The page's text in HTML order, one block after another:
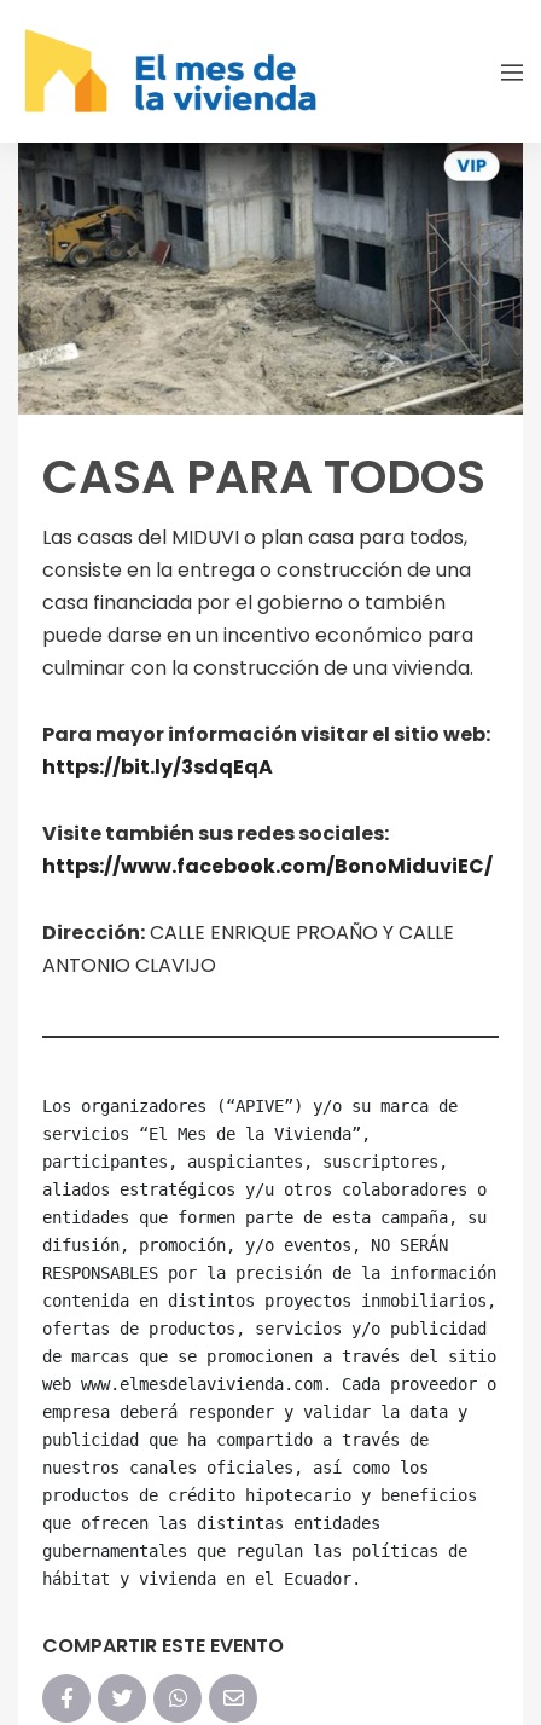
CASA PARA TODOS
Las casas del MIDUVI o plan casa para todos,
consiste en la entrega o construcción de una
casa financiada por el gobierno o también
puede darse en un incentivo económico para
culminar con la construcción de una vivienda.
Para mayor información visitar el sitio web:
https://bit.ly/3sdqEqA
Visite también sus redes sociales:
https://www.facebook.com/BonoMiduviEC/
Dirección:CALLE ENRIQUE PROAÑO Y CALLE
ANTONIO CLAVIJO
Los organizadores (“APIVE”) y/o su marca de
servicios “El Mes de la Vivienda”,
participantes, auspiciantes, suscriptores,
aliados estratégicos y/u otros colaboradores o
entidades que formen parte de esta campaña, su
difusión, promoción, y/o eventos, NO SERÁN
RESPONSABLES por la precisión de la información
contenida en distintos proyectos inmobiliarios,
ofertas de productos, servicios y/o publicidad
de marcas que se promocionen a través del sitio
web www.elmesdelavivienda.com. Cada proveedor o
empresa deberá responder y validar la data y
publicidad que ha compartido a través de
nuestros canales oficiales, así como los
productos de crédito hipotecario y beneficios
que ofrecen las distintas entidades
gubernamentales que regulan las políticas de
COMPARTIR ESTE EVENTO